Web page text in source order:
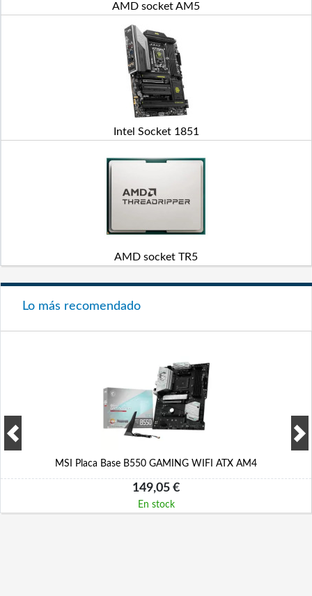
AMD socket AM5
Intel Socket 1851
AMD socket TR5
Lo más recomendado
MSI Placa Base B550 GAMING WIFI ATX AM4
149,05 €
En stock